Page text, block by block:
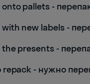
onto pallets -
with new labels -
the presents -
repack - нужно